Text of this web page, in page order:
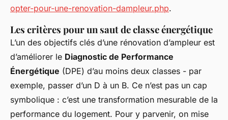
opter-pour-une-renovation-dampleur.php.
Les critères pour un saut de classe énergétique
L’un des objectifs clés d’une rénovation d’ampleur est
d’améliorer le Diagnostic de Performance
Énergétique (DPE) d’au moins deux classes - par
exemple, passer d’un D à un B. Ce n’est pas un cap
symbolique : c’est une transformation mesurable de la
performance du logement. Pour y parvenir, on mise